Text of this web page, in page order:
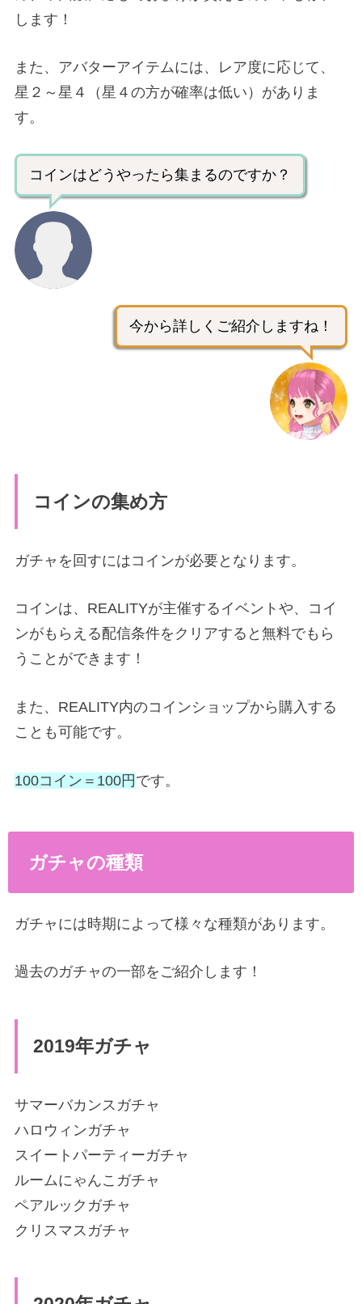
します！
また、アバターアイテムには、レア度に応じて、
星２～星４（星４の方が確率は低い）がありま
す。
コインはどうやったら集まるのですか？
今から詳しくご紹介しますね！
コインの集め方
ガチャを回すにはコインが必要となります。
コインは、REALITYが主催するイベントや、コイ
ンがもらえる配信条件をクリアすると無料でもら
うことができます！
また、REALITY内のコインショップから購入する
ことも可能です。
100コイン＝100円です。
ガチャの種類
ガチャには時期によって様々な種類があります。
過去のガチャの一部をご紹介します！
2019年ガチャ
サマーバカンスガチャ
ハロウィンガチャ
スイートパーティーガチャ
ルームにゃんこガチャ
ペアルックガチャ
クリスマスガチャ